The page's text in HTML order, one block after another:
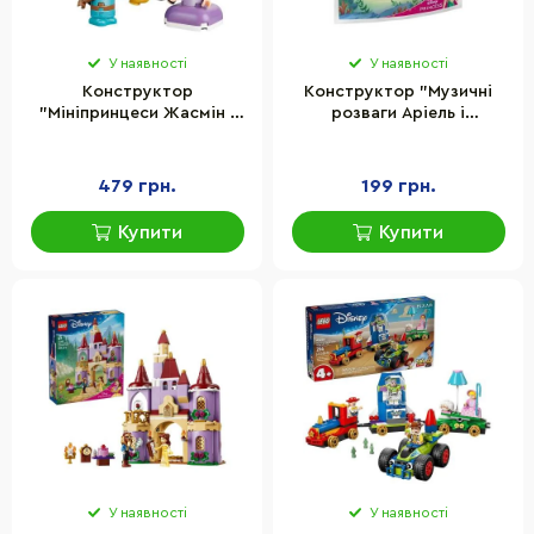
У наявності
Конструктор
"Мініпринцеси Жасмін і
479 грн.
Купити
У наявності
Конструктор "Музичні
розваги Аріель і
39 деталей
199 грн.
Купити
У наявності У наявності